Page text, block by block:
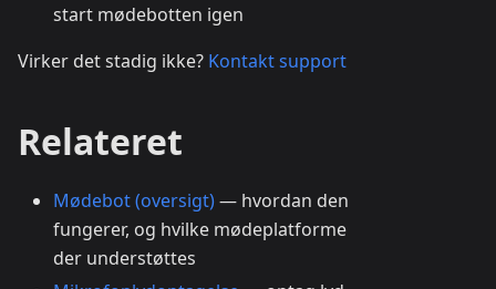
start mødebotten igen
Virker det stadig ikke? Kontakt support
Relateret
Mødebot (oversigt)— hvordan den
fungerer, og hvilke mødeplatforme
der understøttes